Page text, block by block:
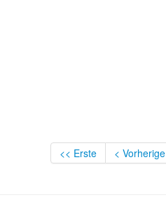
<< Erste < Vorherige